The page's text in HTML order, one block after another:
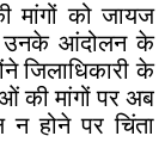
मांगों को जायज
उनके आंदोलन के
जिलाधिकारी के
की मांगों पर अब
होने पर चिंता